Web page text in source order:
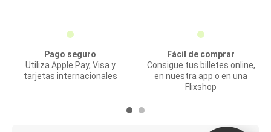
Pago seguro
Utiliza Apple Pay, Visa y
tarjetas internacionales
Fácil de comprar
Consigue tus billetes online,
en nuestra app o en una
Flixshop